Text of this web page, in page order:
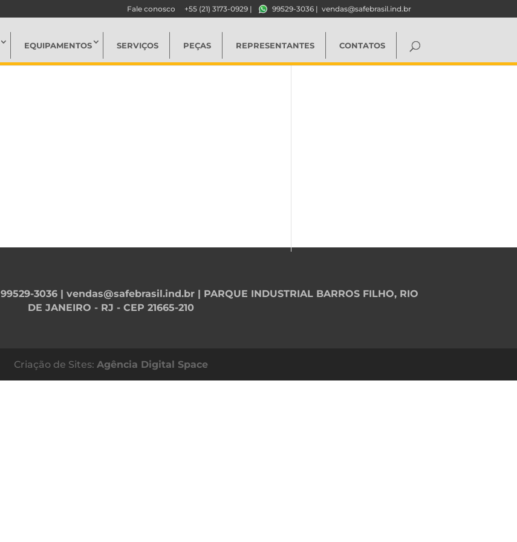
Fale conosco +55 (21) 3173-0929 | 99529-3036 | vendas@safebrasil.ind.br
EQUIPAMENTOS SERVIÇOS PEÇAS REPRESENTANTES CONTATOS
99529-3036 | vendas@safebrasil.ind.br | PARQUE INDUSTRIAL BARROS FILHO, RIO
DE JANEIRO - RJ - CEP 21665-210
Criação de Sites: Agência Digital Space